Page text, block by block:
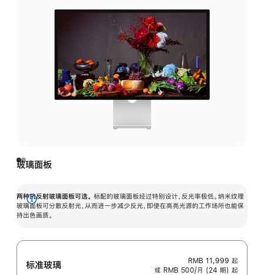
玻璃面板
两种抗反射玻璃面板可选。 标配的玻璃面板经过特别设计，反光率极低。纳米纹理
玻璃面板可分散反射光，从而进一步减少反光，即使在高亮光源的工作场所也能保
持出色画质。
展
开
标准玻璃 RMB 11,999 起
或 RMB 500/月 (24 期) 起